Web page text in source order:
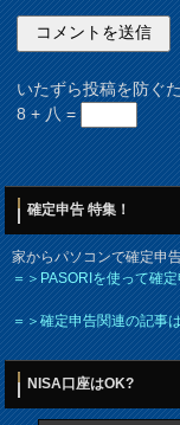
いたずら投稿を防ぐ
8 + 八 =
確定申告 特集！
家からパソコンで確定申
＝＞PASORIを使って確
＝＞確定申告関連の記事
NISA口座はOK?